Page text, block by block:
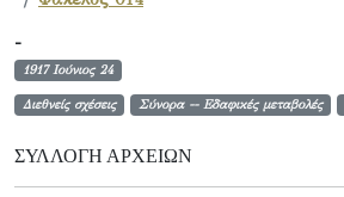
-
1917 Ιούνιος 24
Διεθνείς σχέσεις Σύνορα -- Εδαφικές μεταβολές
ΣΥΛΛΟΓΉ ΑΡΧΕΊΩΝ